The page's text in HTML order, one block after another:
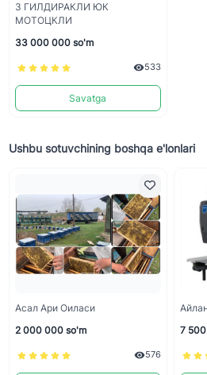
3 ГИЛДИРАКЛИ ЮК
МОТОЦКЛИ
33 000 000 so'm
533
Savatga
Ushbu sotuvchining boshqa e'lonlari
Асал Ари Оиласи
2 000 000 so'm
576
7